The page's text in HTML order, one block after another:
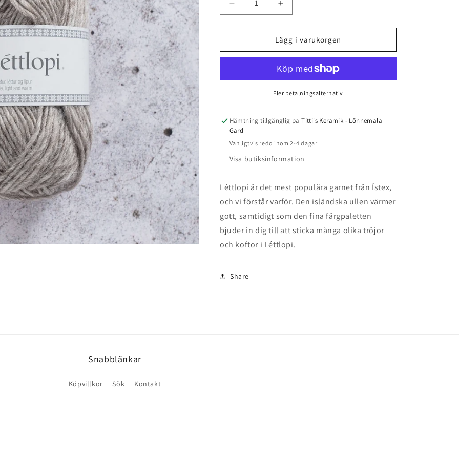
Minska
kvantitet
för
-
Light
Öka
kvantitet
för
Lettlopi
-
-
Light
Beige
Lägg i varukorgen
Fler betalningsalternativ
Hämtning tillgänglig påTitti's Keramik - Lönnemåla
Gård
Vanligtvis redo inom 2-4 dagar
Visa butiksinformation
Léttlopi är det mest populära garnet från Ístex,
och vi förstår varför. Den isländska ullen värmer
gott, samtidigt som den fina färgpaletten
bjuder in dig till att sticka många olika tröjor
och koftor i Léttlopi.
Share
Snabblänkar
Köpvillkor Sök Kontakt